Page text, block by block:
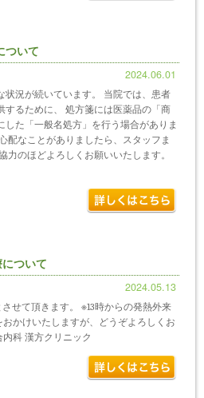
ついて
2024.06.01
状況が続いています。 当院では、患者
するために、 処方箋には医薬品の「商
た「一般名処方」を行う場合がありま
配なことがありましたら、スタッフま
力のほどよろしくお願いいたします。
ついて
2024.05.13
せて頂きます。 ※13時からの発熱外来
かけいたしますが、どうぞよろしくお
科 漢方クリニック